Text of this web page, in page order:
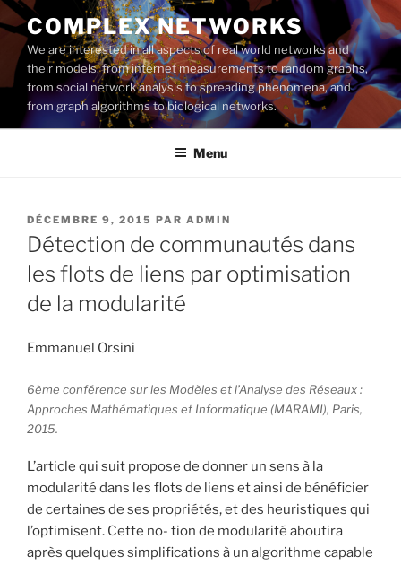
Aller
au
contenu
principal
COMPLEX NETWORKS
We are interested in all aspects of real world networks and
their models, from internet measurements to random graphs,
from social network analysis to spreading phenomena, and
from graph algorithms to biological networks.
Menu
PUBLIÉ
LE
DÉCEMBRE 9, 2015 PAR ADMIN
Détection de communautés dans
les flots de liens par optimisation
de la modularité
Emmanuel Orsini
6ème conférence sur les Modèles et l’Analyse des Réseaux :
Approches Mathématiques et Informatique (MARAMI), Paris,
2015.
L’article qui suit propose de donner un sens à la
modularité dans les flots de liens et ainsi de bénéficier
de certaines de ses propriétés, et des heuristiques qui
l’optimisent. Cette no- tion de modularité aboutira
après quelques simplifications à un algorithme capable